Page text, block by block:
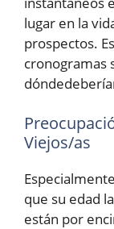
lugar en la
prospectos.
cronogramas
Viejos/as
que su edad
están por